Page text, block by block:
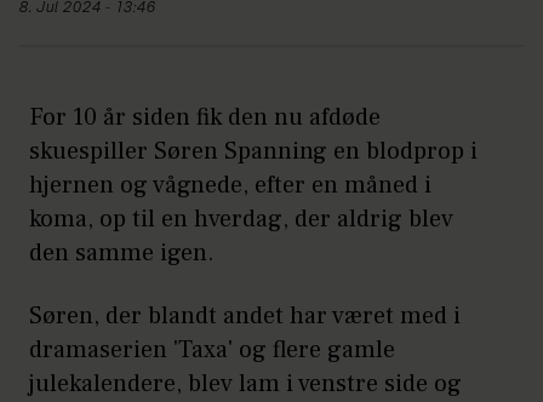
8. Jul 2024 - 13:46
For 10 år siden fik den nu afdøde
skuespiller Søren Spanning en blodprop i
hjernen og vågnede, efter en måned i
koma, op til en hverdag, der aldrig blev
den samme igen.
Søren, der blandt andet har været med i
dramaserien 'Taxa' og flere gamle
julekalendere, blev lam i venstre side og